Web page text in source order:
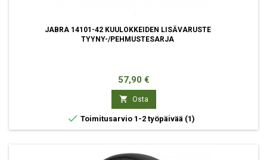
JABRA 14101-42 KUULOKKEIDEN LISÄVARUSTE
TYYNY-/PEHMUSTESARJA
Hinta
57,90 €
 Osta
 Toimitusarvio 1-2 työpäivää (1)